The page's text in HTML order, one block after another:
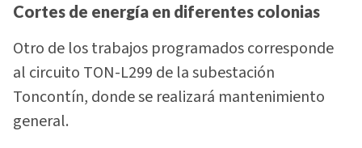
Cortes de energía en diferentes colonias
Otro de los trabajos programados corresponde
al circuito TON-L299 de la subestación
Toncontín, donde se realizará mantenimiento
general.